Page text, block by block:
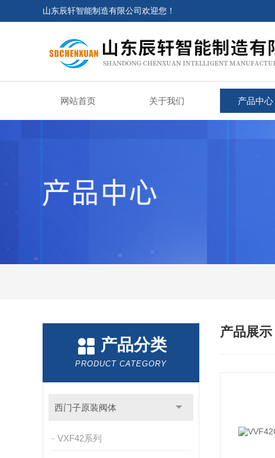
山东辰轩智能制造有限公司欢迎您！
网站首页 关于我们 产品中心
产品分类
PRODUCT CATEGORY
西门子原装阀体
VXF42系列
产品展示